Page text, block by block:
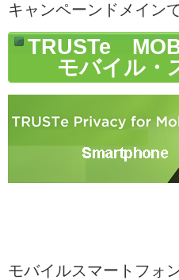
キャンペーンドメイン
TRUSTe
モバイル・ス
モバイルスマートフォ